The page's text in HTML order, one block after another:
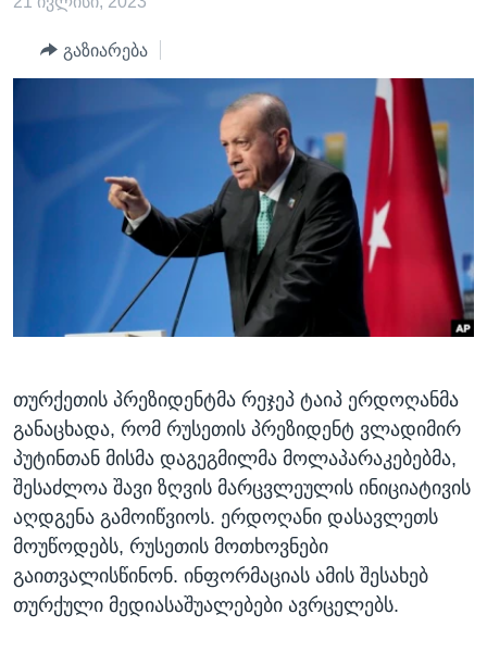
ᲒᲐᲓᲐᲪᲔᲛᲔᲑᲘ
ᲕᲐᲨᲘᲜᲒᲢᲝᲜᲘ ᲓᲦᲔᲡ
ᲡᲮᲕᲐ ᲡᲘᲐᲮᲚᲔᲔᲑᲘ
ᲯᲐᲜᲛᲠᲗᲔᲚᲝᲑᲐ
ᲓᲔᲖᲘᲜᲤᲝᲠᲛᲐᲪᲘᲐ
ᲠᲣᲡᲔᲗᲘᲡ ᲨᲔᲭᲠᲐ ᲣᲙᲠᲐᲘᲜᲐᲨᲘ
Learning English
ᲗᲕᲐᲚᲘ ᲒᲕᲐᲓᲔᲕᲜᲔᲗ
ენები
გაზიარება
თურქეთის პრეზიდენტმა რეჯეპ ტაიპ ერდოღანმა
განაცხადა, რომ რუსეთის პრეზიდენტ ვლადიმირ
პუტინთან მისმა დაგეგმილმა მოლაპარაკებებმა,
შესაძლოა შავი ზღვის მარცვლეულის ინიციატივის
აღდგენა გამოიწვიოს. ერდოღანი დასავლეთს
მოუწოდებს, რუსეთის მოთხოვნები
გაითვალისწინონ. ინფორმაციას ამის შესახებ
თურქული მედიასაშუალებები ავრცელებს.